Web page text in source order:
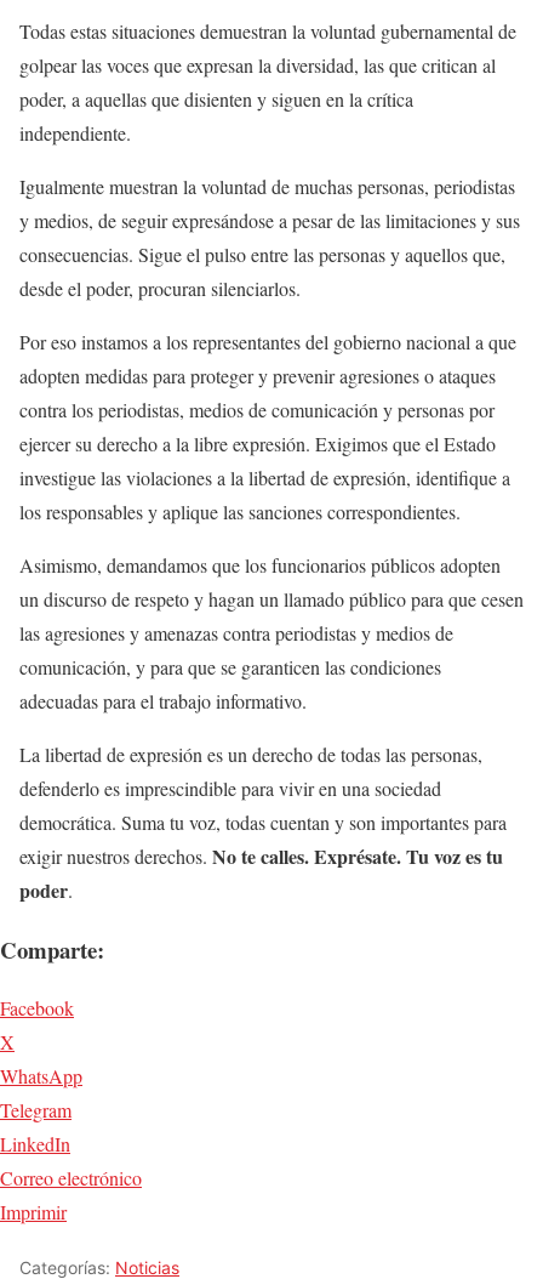
Todas estas situaciones demuestran la voluntad gubernamental de
golpear las voces que expresan la diversidad, las que critican al
poder, a aquellas que disienten y siguen en la crítica
independiente.
Igualmente muestran la voluntad de muchas personas, periodistas
y medios, de seguir expresándose a pesar de las limitaciones y sus
consecuencias. Sigue el pulso entre las personas y aquellos que,
desde el poder, procuran silenciarlos.
Por eso instamos a los representantes del gobierno nacional a que
adopten medidas para proteger y prevenir agresiones o ataques
contra los periodistas, medios de comunicación y personas por
ejercer su derecho a la libre expresión. Exigimos que el Estado
investigue las violaciones a la libertad de expresión, identifique a
los responsables y aplique las sanciones correspondientes.
Asimismo, demandamos que los funcionarios públicos adopten
un discurso de respeto y hagan un llamado público para que cesen
las agresiones y amenazas contra periodistas y medios de
comunicación, y para que se garanticen las condiciones
adecuadas para el trabajo informativo.
La libertad de expresión es un derecho de todas las personas,
defenderlo es imprescindible para vivir en una sociedad
democrática. Suma tu voz, todas cuentan y son importantes para
exigir nuestros derechos. No te calles. Exprésate. Tu voz es tu
poder.
Comparte:
Facebook
X
WhatsApp
Telegram
LinkedIn
Correo electrónico
Imprimir
Categorías: Noticias